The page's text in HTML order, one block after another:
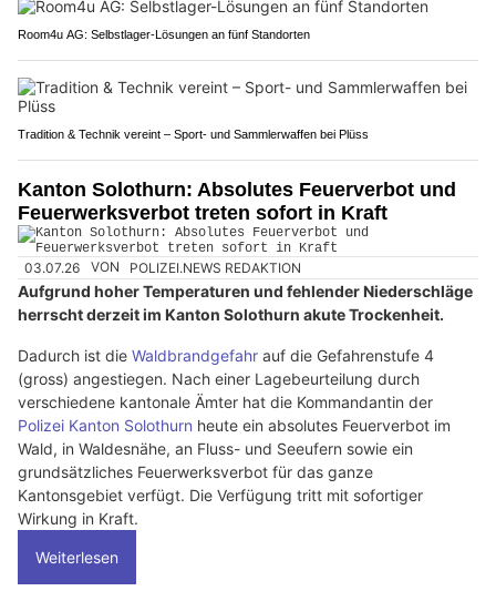
Room4u AG: Selbstlager-Lösungen an fünf Standorten
Tradition & Technik vereint – Sport- und Sammlerwaffen bei Plüss
Kanton Solothurn: Absolutes Feuerverbot und
Feuerwerksverbot treten sofort in Kraft
03.07.26 VON POLIZEI.NEWS REDAKTION
Aufgrund hoher Temperaturen und fehlender Niederschläge
herrscht derzeit im Kanton Solothurn akute Trockenheit.
Dadurch ist die Waldbrandgefahr auf die Gefahrenstufe 4
(gross) angestiegen. Nach einer Lagebeurteilung durch
verschiedene kantonale Ämter hat die Kommandantin der
Polizei Kanton Solothurn heute ein absolutes Feuerverbot im
Wald, in Waldesnähe, an Fluss- und Seeufern sowie ein
grundsätzliches Feuerwerksverbot für das ganze
Kantonsgebiet verfügt. Die Verfügung tritt mit sofortiger
Wirkung in Kraft.
Weiterlesen